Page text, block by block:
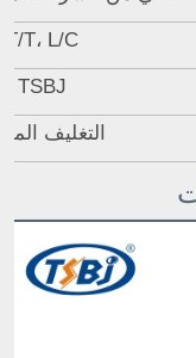
T/T، L/C
TSBJ
التغليف